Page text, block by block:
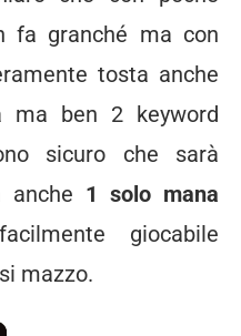
fa granché ma con
tosta anche
ma ben 2 keyword
sicuro che sarà
anche 1 solo mana
giocabile
mazzo.